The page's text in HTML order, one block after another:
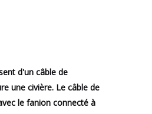
d'un câble de
une civière. Le câble de
le fanion connecté à